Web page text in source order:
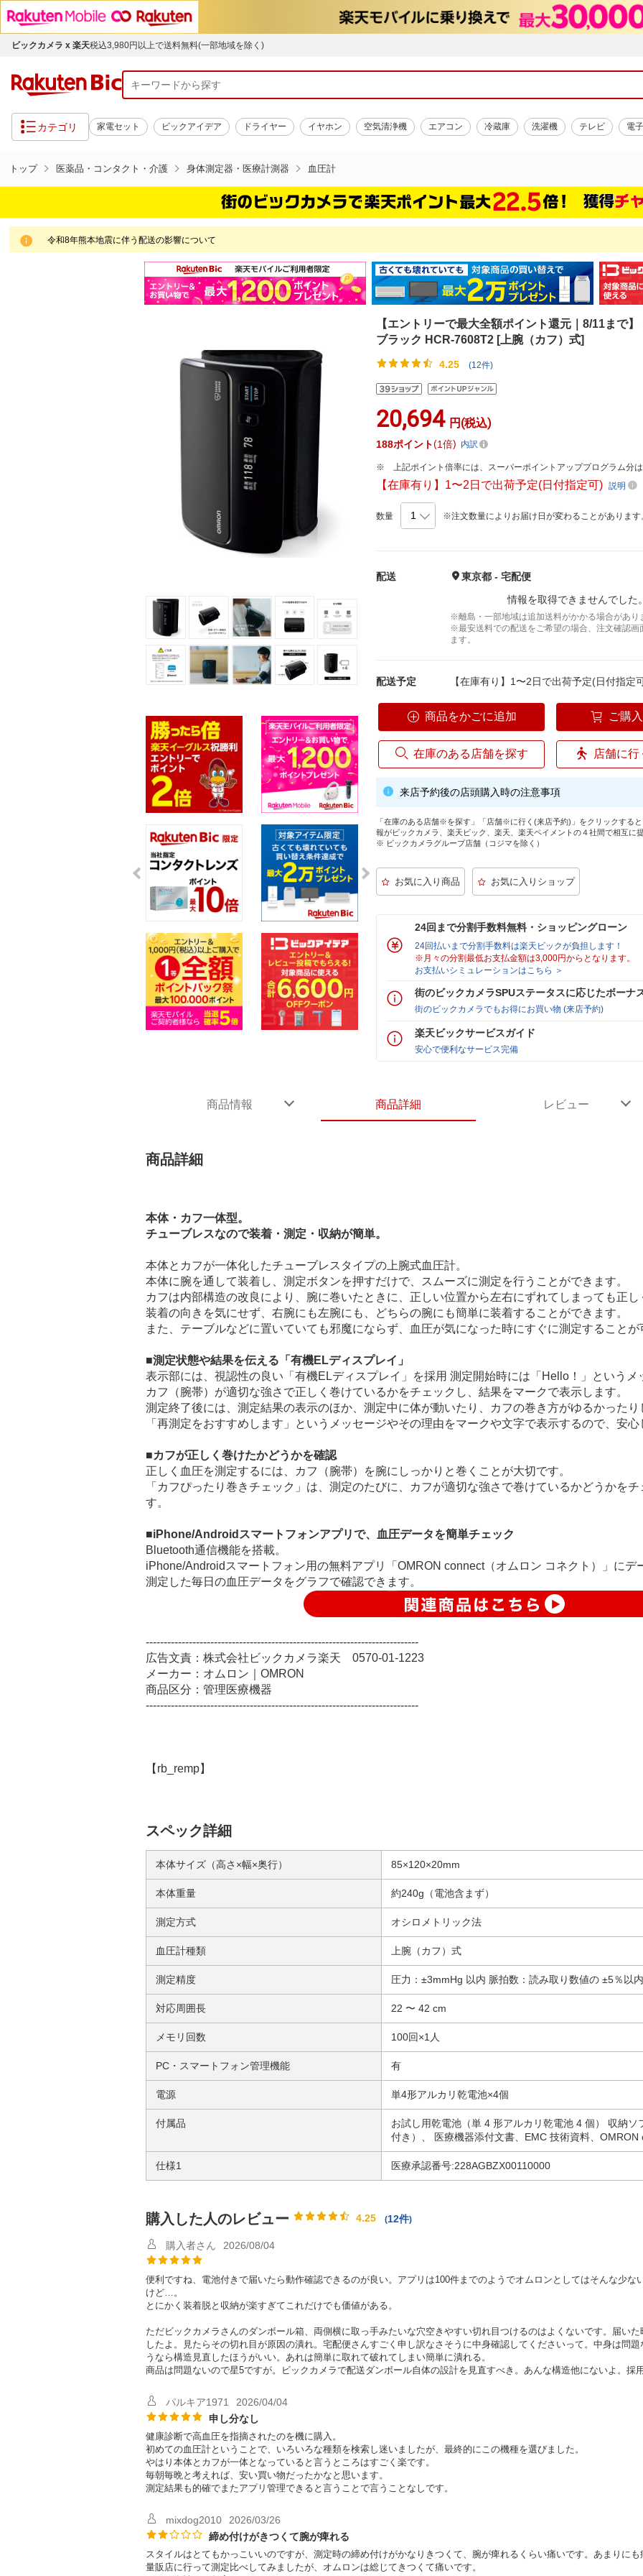
ビックカメラ x 楽天税込3,980円以上で送料無料(一部地域を除く)
カテゴリ 家電セット ビックアイデア ドライヤー イヤホン 空気清浄機 エアコン 冷蔵庫 洗濯機 テレビ 電
トップ 医薬品・コンタクト・介護 身体測定器・医療計測器 血圧計
令和8年熊本地震に伴う配送の影響について
【エントリーで最大全額ポイント還元｜8/11まで
ブラック HCR-7608T2 [上腕（カフ）式]
4.25 (12件)
20,694 円(税込)
188ポイント 1倍 内訳
上記ポイント倍率には、スーパーポイントアッププログラム分は
【在庫有り】1〜2日で出荷予定(日付指定可)説明
数量 ※注文数量によりお届け日が変わることがあります
配送
東京都 - 宅配便
情報を取得できませんでした
※離島・一部地域は追加送料がかかる場合があり
※最安送料での配送をご希望の場合、注文確認画
ます。
配送予定 【在庫有り】1〜2日で出荷予定(日付指定
商品をかごに追加 ご購
在庫のある店舗を探す 店舗に行
来店予約後の店頭購入時の注意事項
「在庫のある店舗※を探す」「店舗※に行く(来店予約)」をクリックする
報がビックカメラ、楽天ビック、楽天、楽天ペイメントの４社間で相互に
※ ビックカメラグループ店舗（コジマを除く）
24回まで分割手数料無料・ショッピングローン
24回払いまで分割手数料は楽天ビックが負担します！
※月々の分割最低お支払金額は3,000円からとなります。
お支払いシミュレーションはこちら ＞
街のビックカメラSPUステータスに応じたボーナ
街のビックカメラでもお得にお買い物 (来店予約)
楽天ビックサービスガイド
安心で便利なサービス完備
商品情報 商品詳細 レビュー
商品詳細
本体・カフ一体型。
チューブレスなので装着・測定・収納が簡単。
本体とカフが一体化したチューブレスタイプの上腕式血圧計。
本体に腕を通して装着し、測定ボタンを押すだけで、スムーズに測定を行うことができます。
カフは内部構造の改良により、腕に巻いたときに、正しい位置から左右にずれてしまっても正し
装着の向きを気にせず、右腕にも左腕にも、どちらの腕にも簡単に装着することができます。
また、テーブルなどに置いていても邪魔にならず、血圧が気になった時にすぐに測定することが
■測定状態や結果を伝える「有機ELディスプレイ」
表示部には、視認性の良い「有機ELディスプレイ」を採用 測定開始時には「Hello！」というメ
カフ（腕帯）が適切な強さで正しく巻けているかをチェックし、結果をマークで表示します。
測定終了後には、測定結果の表示のほか、測定中に体が動いたり、カフの巻き方がゆるかったり
「再測定をおすすめします」というメッセージやその理由をマークや文字で表示するので、安心
■カフが正しく巻けたかどうかを確認
正しく血圧を測定するには、カフ（腕帯）を腕にしっかりと巻くことが大切です。
「カフぴったり巻きチェック」は、測定のたびに、カフが適切な強さで巻けているかどうかを
す。
■iPhone/Androidスマートフォンアプリで、血圧データを簡単チェック
Bluetooth通信機能を搭載。
iPhone/Androidスマートフォン用の無料アプリ「OMRON connect（オムロン コネクト）」にデ
測定した毎日の血圧データをグラフで確認できます。
----------------------------------------------------------------------------
広告文責：株式会社ビックカメラ楽天 0570-01-1223
メーカー：オムロン｜OMRON
商品区分：管理医療機器
----------------------------------------------------------------------------
【rb_remp】
スペック詳細
本体サイズ（高さ×幅×奥行） 85×120×20mm
本体重量 約240g（電池含まず）
測定方式 オシロメトリック法
血圧計種類 上腕（カフ）式
測定精度 圧力：±3mmHg 以内 脈拍数：読み取り数値の ±5％以内
対応周囲長 22 〜 42 cm
メモリ回数 100回×1人
PC・スマートフォン管理機能 有
電源 単4形アルカリ乾電池×4個
付属品
お試し用乾電池（単 4 形アルカリ乾電池 4 個） 収納
付き）、 医療機器添付文書、EMC 技術資料、
仕様1 医療承認番号:228AGBZX00110000
購入した人のレビュー 4.25 (12件)
購入者さん 2026/08/04
便利ですね、電池付きで届いたら動作確認できるのが良い。アプリは100件までのようでオムロンとしてはそんな少な
けど…。
とにかく装着脱と収納が楽すぎてこれだけでも価値がある。
ただビックカメラさんのダンボール箱、両側横に取っ手みたいな穴空きやすい切れ目つけるのはよくないです。届い
したよ。見たらその切れ目が原因の潰れ。宅配便さんすごく申し訳なさそうに中身確認してくださいって。中身は問
うなら構造見直したほうがいい。あれは簡単に取れて破れてしまい簡単に潰れる。
商品は問題ないので星5ですが。ビックカメラで配送ダンボール自体の設計を見直すべき。あんな構造他にないよ。採
パルキア1971
2026/04/04
申し分なし
健康診断で高血圧を指摘されたのを機に購入。
初めての血圧計ということで、いろいろな種類を検索し迷いましたが、最終的にこの機種を選びました。
やはり本体とカフが一体となっていると言うところはすごく楽です。
毎朝毎晩と考えれば、安い買い物だったかなと思います。
測定結果も的確でまたアプリ管理できると言うことで言うことなしです。
mixdog2010
2026/03/26
締め付けがきつくて腕が痺れる
スタイルはとてもかっこいいのですが、測定時の締め付けがかなりきつくて、腕が痺れるくらい痛いです。あまりにも
量販店に行って測定比べしてみましたが、オムロンは総じてきつくて痛いです。